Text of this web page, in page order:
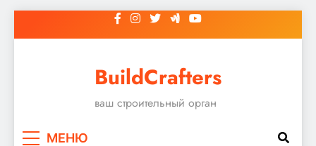
к
BuildCrafters
ваш строительный орган
МЕНЮ